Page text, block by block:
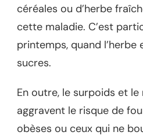
céréales ou d’herbe
cette maladie. C’est
printemps, quand l’herbe
sucres.
En outre, le surpoids et le
aggravent le risque de
obèses ou ceux qui ne